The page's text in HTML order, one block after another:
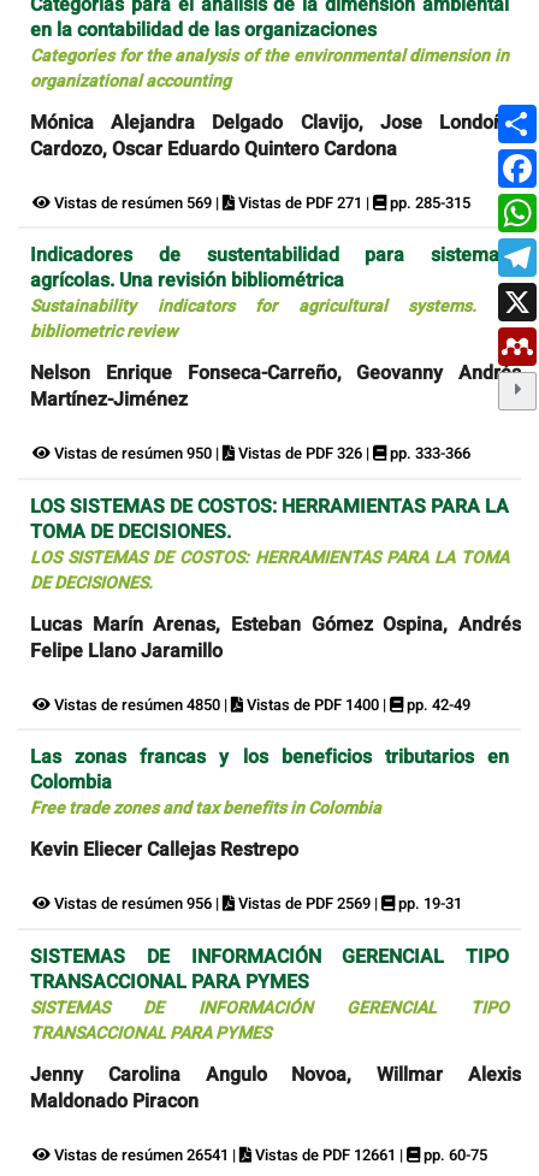
en la contabilidad de las organizaciones
Categories for the analysis of the environmental dimension in
organizational accounting
Mónica Alejandra Delgado Clavijo, Jose Londoño-
Cardozo, Oscar Eduardo Quintero Cardona
Vistas de resúmen 569 | Vistas de PDF 271 | pp. 285-315
Indicadores de sustentabilidad para sistemas
agrícolas. Una revisión bibliométrica
Sustainability indicators for agricultural systems. A
bibliometric review
Nelson Enrique Fonseca-Carreño, Geovanny Andrés
Martínez-Jiménez
Vistas de resúmen 950 | Vistas de PDF 326 | pp. 333-366
LOS SISTEMAS DE COSTOS: HERRAMIENTAS PARA LA
TOMA DE DECISIONES.
LOS SISTEMAS DE COSTOS: HERRAMIENTAS PARA LA TOMA
DE DECISIONES.
Lucas Marín Arenas, Esteban Gómez Ospina, Andrés
Felipe Llano Jaramillo
Vistas de resúmen 4850 | Vistas de PDF 1400 | pp. 42-49
Las zonas francas y los beneficios tributarios en
Colombia
Free trade zones and tax benefits in Colombia
Kevin Eliecer Callejas Restrepo
Vistas de resúmen 956 | Vistas de PDF 2569 | pp. 19-31
SISTEMAS DE INFORMACIÓN GERENCIAL TIPO
TRANSACCIONAL PARA PYMES
SISTEMAS DE INFORMACIÓN GERENCIAL TIPO
TRANSACCIONAL PARA PYMES
Jenny Carolina Angulo Novoa, Willmar Alexis
Maldonado Piracon
Vistas de resúmen 26541 | Vistas de PDF 12661 | pp. 60-75